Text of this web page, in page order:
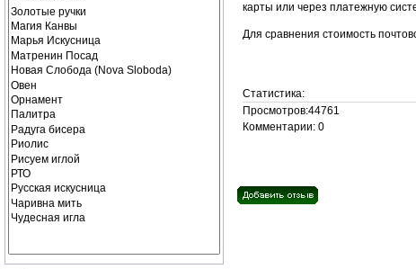
карты или через платежную
Для сравнения стоимость
Статистика:
Просмотров:44761
Комментарии: 0